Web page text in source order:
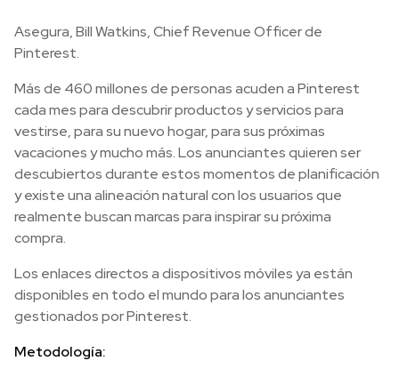
Asegura, Bill Watkins, Chief Revenue Officer de
Pinterest.
Más de 460 millones de personas acuden a Pinterest
cada mes para descubrir productos y servicios para
vestirse, para su nuevo hogar, para sus próximas
vacaciones y mucho más. Los anunciantes quieren ser
descubiertos durante estos momentos de planificación
y existe una alineación natural con los usuarios que
realmente buscan marcas para inspirar su próxima
compra.
Los enlaces directos a dispositivos móviles ya están
disponibles en todo el mundo para los anunciantes
gestionados por Pinterest.
Metodología: